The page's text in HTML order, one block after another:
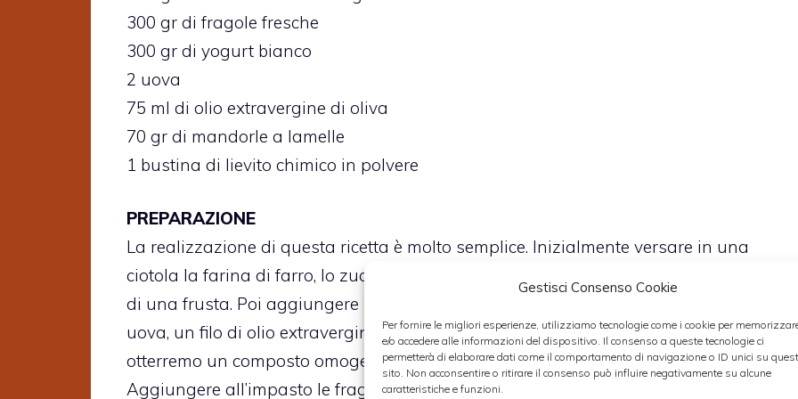
Gestisci Consenso Cookie
Per fornire le migliori esperienze, utilizziamo tecnologie come i cookie per
e/o accedere alle informazioni del dispositivo. Il consenso a queste tecnologie ci
permetterà di elaborare dati come il comportamento di navigazione o ID unici su
sito. Non acconsentire o ritirare il consenso può influire negativamente su alcune
caratteristiche e funzioni.
300 gr di fragole fresche
300 gr di yogurt bianco
2 uova
75 ml di olio extravergine di oliva
70 gr di mandorle a lamelle
1 bustina di lievito chimico in polvere
PREPARAZIONE
La realizzazione di questa ricetta è molto semplice. Inizialmente versare in una
ciotola la farina di farro, lo zucchero di canna grezzo e mescolare il tutto con l’ausilio
di una frusta. Poi aggiungere la bustina di lievito chimico in polvere, lo yogurt, le
uova, un filo di olio extravergine di oliva e continuare ad amalgamare finché non
otterremo un composto omogeneo. Lavare, pulire e tagliare a pezzettini le fragole.
Aggiungere all’impasto le fragole e le mandorle a lamelle e mescolare facendo si che